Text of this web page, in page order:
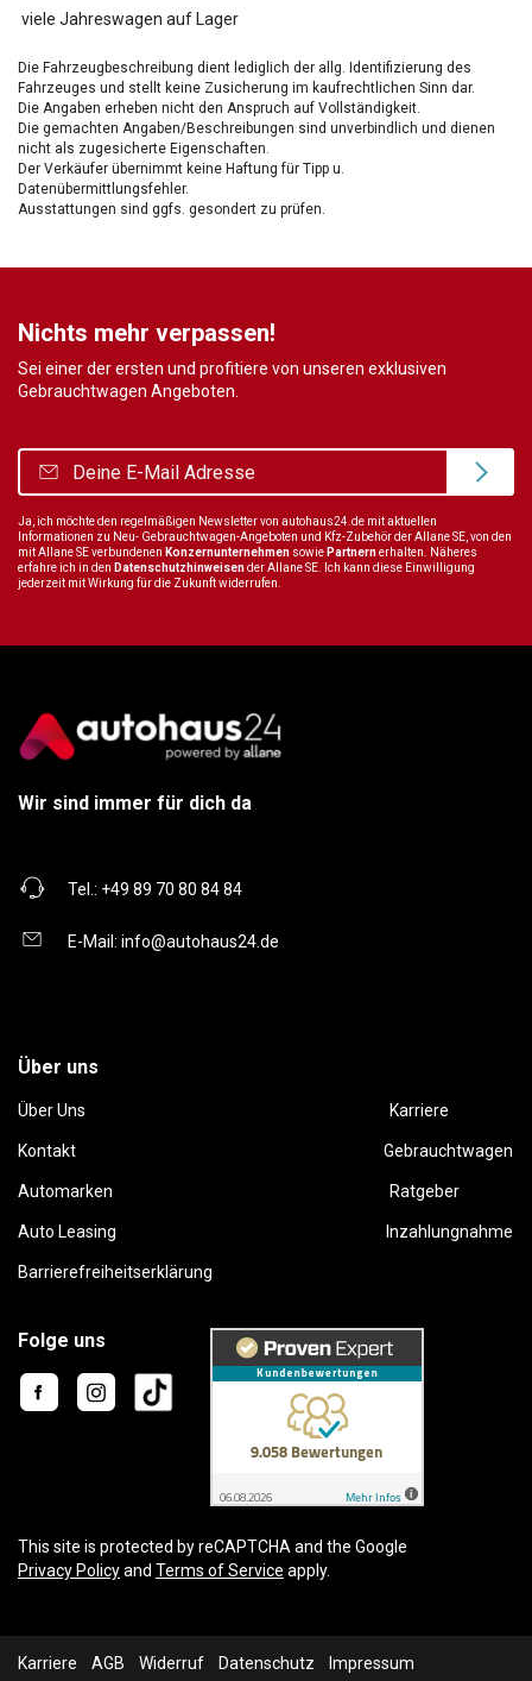
viele Jahreswagen auf Lager
Die Fahrzeugbeschreibung dient lediglich der allg. Identifizierung des
Fahrzeuges und stellt keine Zusicherung im kaufrechtlichen Sinn dar.
Die Angaben erheben nicht den Anspruch auf Vollständigkeit.
Die gemachten Angaben/Beschreibungen sind unverbindlich und dienen
nicht als zugesicherte Eigenschaften.
Der Verkäufer übernimmt keine Haftung für Tipp u.
Datenübermittlungsfehler.
Ausstattungen sind ggfs. gesondert zu prüfen.
Nichts mehr verpassen!
Sei einer der ersten und profitiere von unseren exklusiven
Gebrauchtwagen Angeboten.
Ja, ich möchte den regelmäßigen Newsletter von autohaus24.de mit aktuellen
Informationen zu Neu- Gebrauchtwagen-Angeboten und Kfz-Zubehör der Allane SE, von den
mit Allane SE verbundenen Konzernunternehmen sowie Partnernerhalten. Näheres
erfahre ich in den Datenschutzhinweisender Allane SE. Ich kann diese Einwilligung
jederzeit mit Wirkung für die Zukunft widerrufen.
Wir sind immer für dich da
Tel.: +49 89 70 80 84 84
E-Mail: info@autohaus24.de
Über uns
Über Uns Karriere
Kontakt Gebrauchtwagen
Automarken Ratgeber
Auto Leasing Inzahlungnahme
Barrierefreiheitserklärung
Folge uns
This site is protected by reCAPTCHA and the Google
Privacy Policyand Terms of Service apply.
Karriere AGB Widerruf Datenschutz Impressum